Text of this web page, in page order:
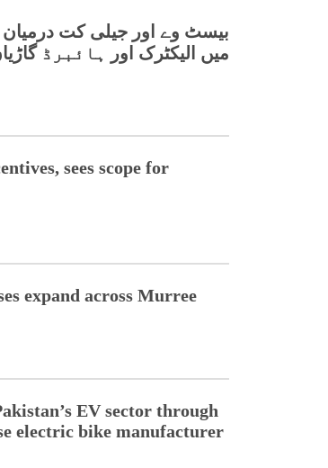
بیسٹ وے اور جیلی کت
میں الیکٹرک اور ہائبرڈ
sees scope for
expand across Murree
EV sector through
electric bike manufacturer